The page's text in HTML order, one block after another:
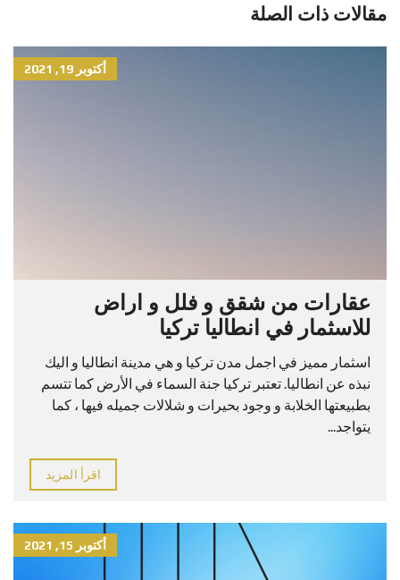
مقالات ذات الصلة
أكتوبر 19, 2021
عقارات من شقق و فلل و اراض
للاسثمار في انطاليا تركيا
اسثمار مميز في اجمل مدن تركيا و هي مدينة انطاليا و اليك
نبذه عن انطاليا. تعتبر تركيا جنة السماء في الأرض كما تتسم
بطبيعتها الخلابة و وجود بحيرات و شلالات جميله فيها ، كما
يتواجد...
اقرأ المزيد
أكتوبر 15, 2021